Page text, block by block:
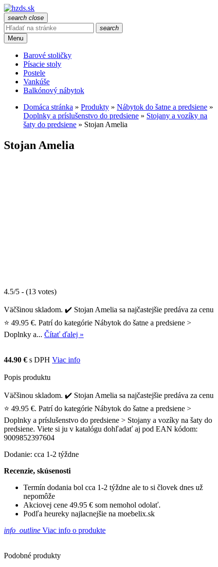
search close
search
Menu
Barové stoličky
Písacie stoly
Postele
Vankúše
Balkónový nábytok
Domáca stránka » Produkty » Nábytok do šatne a predsiene »
Doplnky a príslušenstvo do predsiene » Stojany a vozíky na
šaty do predsiene » Stojan Amelia
Stojan Amelia
4.5/5 - (13 votes)
Väčšinou skladom. ✔️ Stojan Amelia sa najčastejšie predáva za cenu
⭐ 49.95 €. Patrí do kategórie Nábytok do šatne a predsiene >
Doplnky a... Čítať ďalej »
44.90 € s DPH Viac info
Popis produktu
Väčšinou skladom. ✔️ Stojan Amelia sa najčastejšie predáva za cenu
⭐ 49.95 €. Patrí do kategórie Nábytok do šatne a predsiene >
Doplnky a príslušenstvo do predsiene > Stojany a vozíky na šaty do
predsiene. Viete si ju v katalógu dohľadať aj pod EAN kódom:
9009852397604
Dodanie: cca 1-2 týždne
Recenzie, skúsenosti
Termín dodania bol cca 1-2 týždne ale to si človek dnes už
nepomôže
Akciovej cene 49.95 € som nemohol odolať.
Podľa heureky najlacnejšie na moebelix.sk
info_outline Viac info o produkte
Podobné produkty